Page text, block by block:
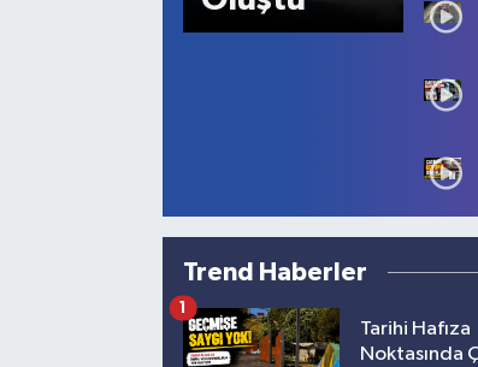
Trend Haberler
Tarihi Hafıza
Noktasında
1